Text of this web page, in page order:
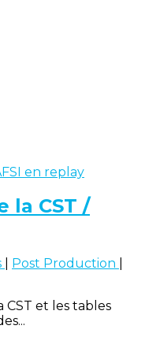
la CST /
Post Production
CST et les tables